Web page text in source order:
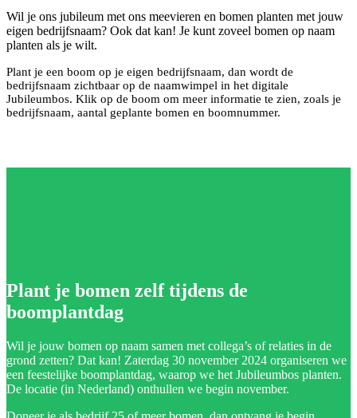
Wil je ons jubileum met ons meevieren en bomen planten met jouw
eigen bedrijfsnaam? Ook dat kan! Je kunt zoveel bomen op naam
planten als je wilt.
Plant je een boom op je eigen bedrijfsnaam, dan wordt de
bedrijfsnaam zichtbaar op de naamwimpel in het digitale
Jubileumbos. Klik op de boom om meer informatie te zien, zoals je
bedrijfsnaam, aantal geplante bomen en boomnummer.
Plant je bomen zelf tijdens de
boomplantdag
Wil je jouw bomen op naam samen met collega’s of relaties in de
grond zetten? Dat kan! Zaterdag 30 november 2024 organiseren we
een feestelijke boomplantdag, waarop we het Jubileumbos planten.
De locatie (in Nederland) onthullen we begin november.